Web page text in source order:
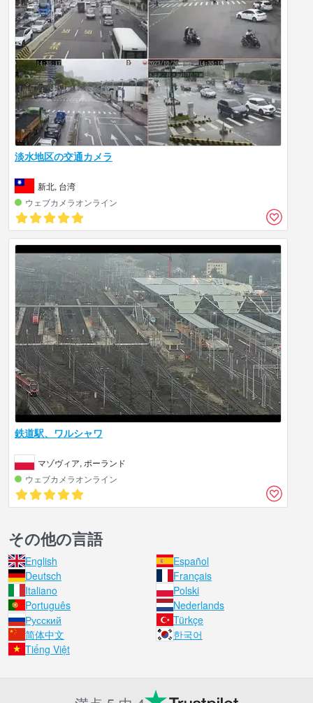
淡水地区の交通カメラ
新北, 台湾
ウェブカメラオンライン
鉄道駅、ワルシャワ
マゾヴィア, ポーランド
ウェブカメラオンライン
その他の言語
English
Español
Deutsch
Français
Italiano
Polski
Português
Nederlands
Русский
Türkçe
简体中文
한국어
Tiếng Việt